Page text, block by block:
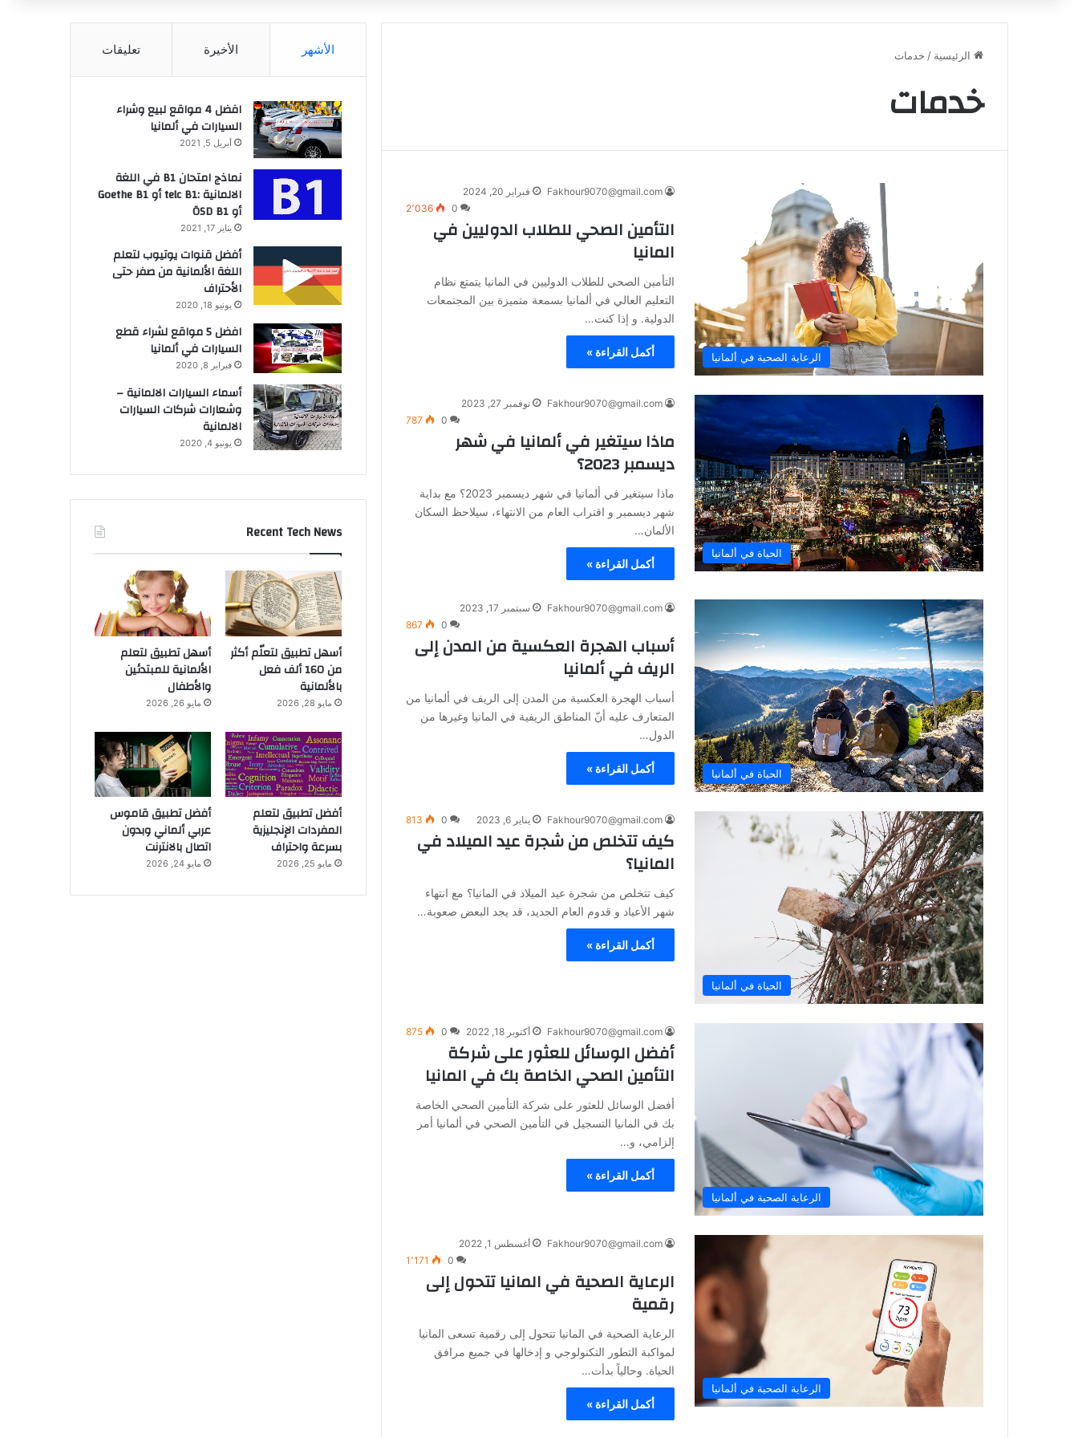
الرئيسية / خدمات
خدمات
الرعاية الصحية في ألمانيا
Fakhour9070@gmail.com
فبراير 20, 2024
0
2٬036
التأمين الصحي للطلاب الدوليين في
المانيا
التأمين الصحي للطلاب الدوليين في المانيا يتمتع نظام
التعليم العالي في ألمانيا بسمعة متميزة بين المجتمعات
الدولية. و إذا كنت…
أكمل القراءة »
الحياة في ألمانيا
Fakhour9070@gmail.com
نوفمبر 27, 2023
0
787
ماذا سيتغير في ألمانيا في شهر
ديسمبر 2023؟
ماذا سيتغير في ألمانيا في شهر ديسمبر 2023؟ مع بداية
شهر ديسمبر و اقتراب العام من الانتهاء، سيلاحظ السكان
الألمان…
أكمل القراءة »
الحياة في ألمانيا
Fakhour9070@gmail.com
سبتمبر 17, 2023
0
867
أسباب الهجرة العكسية من المدن إلى
الريف في ألمانيا
أسباب الهجرة العكسية من المدن إلى الريف في ألمانيا من
المتعارف عليه أنّ المناطق الريفية في المانيا وغيرها من
الدول…
أكمل القراءة »
الحياة في ألمانيا
Fakhour9070@gmail.com يناير 6, 2023 0
813
كيف تتخلص من شجرة عيد الميلاد في
المانيا؟
كيف تتخلص من شجرة عيد الميلاد في المانيا؟ مع انتهاء
شهر الأعياد و قدوم العام الجديد، قد يجد البعض صعوبة…
أكمل القراءة »
الرعاية الصحية في ألمانيا
Fakhour9070@gmail.com أكتوبر 18, 2022 0
875
أفضل الوسائل للعثور على شركة
التأمين الصحي الخاصة بك في المانيا
أفضل الوسائل للعثور على شركة التأمين الصحي الخاصة
بك في المانيا التسجيل في التأمين الصحي في ألمانيا أمر
إلزامي، و…
أكمل القراءة »
الرعاية الصحية في ألمانيا
Fakhour9070@gmail.com
أغسطس 1, 2022
0
1٬171
الرعاية الصحية في المانيا تتحول إلى
رقمية
الرعاية الصحية في المانيا تتحول إلى رقمية تسعى المانيا
لمواكبة التطور التكنولوجي و إدخالها في جميع مرافق
الحياة. وحالياً بدأت…
أكمل القراءة »
الأشهر الأخيرة تعليقات
افضل 4 مواقع لبيع وشراء
السيارات في ألمانيا
أبريل 5, 2021
نماذج امتحان B1 في اللغة
الالمانية :telc B1 أو Goethe B1
أو ÖSD B1
يناير 17, 2021
أفضل قنوات يوتيوب لتعلم
اللغة الألمانية من صفر حتى
الأحتراف
يونيو 18, 2020
افضل 5 مواقع لشراء قطع
السيارات في ألمانيا
فبراير 8, 2020
أسماء السيارات الالمانية –
وشعارات شركات السيارات
الالمانية
يونيو 4, 2020
Recent Tech News
أسهل تطبيق لتعلّم أكثر
من 160 ألف فعل
بالألمانية
مايو 28, 2026
أسهل تطبيق لتعلم
الألمانية للمبتدئين
والأطفال
مايو 26, 2026
أفضل تطبيق لتعلم
المفردات الإنجليزية
بسرعة واحتراف
مايو 25, 2026
أفضل تطبيق قاموس
عربي ألماني وبدون
اتصال بالانترنت
مايو 24, 2026